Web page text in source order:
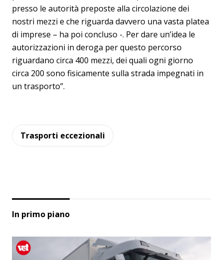
presso le autorità preposte alla circolazione dei
nostri mezzi e che riguarda davvero una vasta platea
di imprese – ha poi concluso -. Per dare un’idea le
autorizzazioni in deroga per questo percorso
riguardano circa 400 mezzi, dei quali ogni giorno
circa 200 sono fisicamente sulla strada impegnati in
un trasporto”.
Trasporti eccezionali
In primo piano